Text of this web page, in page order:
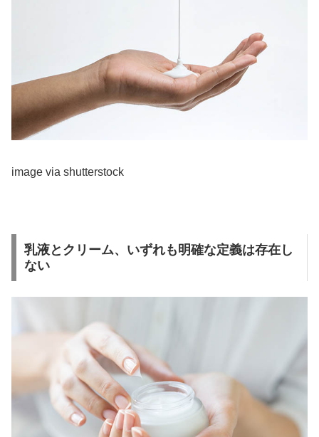
image via shutterstock
乳液とクリーム、いずれも明確な定義は存在し
ない